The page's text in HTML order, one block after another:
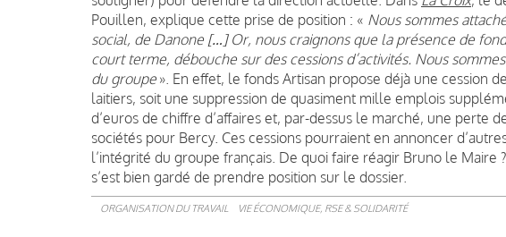
Pouillen, explique cette prise de position : « Nous sommes
social, de Danone […] Or, nous craignons que la présence de
court terme, débouche sur des cessions d’activités. Nous
du groupe ». En effet, le fonds Artisan propose déjà une cession
laitiers, soit une suppression de quasiment mille emplois
d’euros de chiffre d’affaires et, par-dessus le marché, une perte
sociétés pour Bercy. Ces cessions pourraient en annoncer
l’intégrité du groupe français. De quoi faire réagir Bruno le Maire
s’est bien gardé de prendre position sur le dossier.
ORGANISATION DU TRAVAIL VIE ÉCONOMIQUE, RSE & SOLIDARITÉ